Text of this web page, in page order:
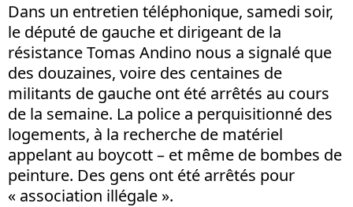
Dans un entretien téléphonique, samedi soir,
le député de gauche et dirigeant de la
résistance Tomas Andino nous a signalé que
des douzaines, voire des centaines de
militants de gauche ont été arrêtés au cours
de la semaine. La police a perquisitionné des
logements, à la recherche de matériel
appelant au boycott – et même de bombes de
peinture. Des gens ont été arrêtés pour
« association illégale ».